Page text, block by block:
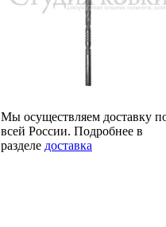
Мы осуществляем доставку
всей России. Подробнее в
разделе доставка